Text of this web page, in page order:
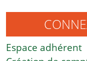
Espace adhérent